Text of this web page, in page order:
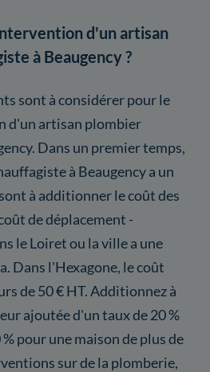
d'un artisan
à Beaugency ?
sont à considérer pour le
d'un artisan plombier
Dans un premier temps,
à Beaugency a un
à additionner le coût des
de déplacement -
le Loiret ou la ville a une
Dans l'Hexagone, le coût
de 50 € HT. Additionnez à
ajoutée d'un taux de 20 %
pour une maison de plus de
sur de la plomberie,